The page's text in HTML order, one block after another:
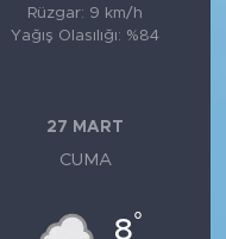
Rüzgar: 9 km/h
Yağış Olasılığı: %84
27 MART
CUMA
8°